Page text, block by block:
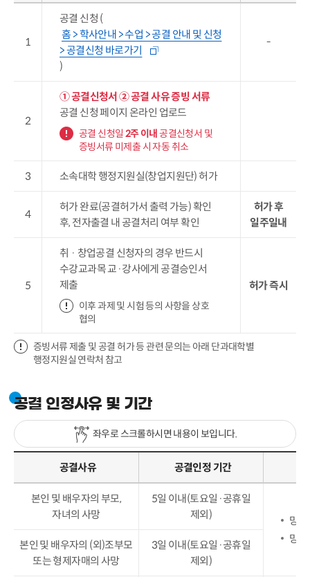
1
공결 신청 (
홈 > 학사안내 > 수업 > 공결 안내 및 신청
> 공결신청 바로가기
)
-
2
① 공결신청서 ② 공결 사유 증빙 서류
공결 신청 페이지 온라인 업로드
공결 신청일 2주 이내공결신청서 및
증빙서류 미제출 시 자동 취소
3 소속대학 행정지원실(창업지원단) 허가
4
허가 완료(공결허가서 출력 가능) 확인
후, 전자출결 내 공결처리 여부 확인
허가 후
일주일내
5
취 · 창업공결 신청자의 경우 반드시
수강교과목 교·강사에게 공결승인서
제출
이후 과제 및 시험 등의 사항을 상호
협의
허가 즉시
증빙서류 제출 및 공결 허가 등 관련 문의는 아래 단과대학별
행정지원실 연락처 참고
공결 인정사유 및 기간
좌우로 스크롤하시면 내용이 보입니다.
공결사유 공결인정 기간
본인 및 배우자의 부모,
자녀의 사망
5일 이내(토요일 ·공휴일
제외)
망
망
본인 및 배우자의 (외)조부모
또는 형제자매의 사망
3일 이내(토요일 ·공휴일
제외)